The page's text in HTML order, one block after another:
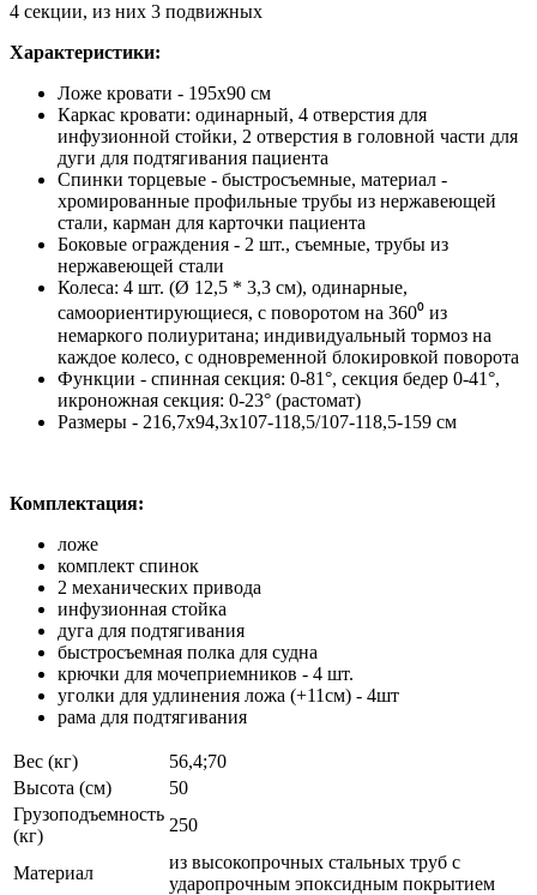
4 секции, из них 3 подвижных
Характеристики:
Ложе кровати - 195х90 см
Каркас кровати: одинарный, 4 отверстия для
инфузионной стойки, 2 отверстия в головной части для
дуги для подтягивания пациента
Спинки торцевые - быстросъемные, материал -
хромированные профильные трубы из нержавеющей
стали, карман для карточки пациента
Боковые ограждения - 2 шт., съемные, трубы из
нержавеющей стали
Колеса: 4 шт. (Ø 12,5 * 3,3 см), одинарные,
самоориентирующиеся, с поворотом на 360⁰ из
немаркого полиуритана; индивидуальный тормоз на
каждое колесо, с одновременной блокировкой поворота
Функции - спинная секция: 0-81°, секция бедер 0-41°,
икроножная секция: 0-23° (растомат)
Размеры - 216,7х94,3х107-118,5/107-118,5-159 см
Комплектация:
ложе
комплект спинок
2 механических привода
инфузионная стойка
дуга для подтягивания
быстросъемная полка для судна
крючки для мочеприемников - 4 шт.
уголки для удлинения ложа (+11см) - 4шт
рама для подтягивания
Вес (кг)
56,4;70
Высота (см)
50
Грузоподъемность
(кг)
250
Материал
из высокопрочных стальных труб с
ударопрочным эпоксидным покрытием